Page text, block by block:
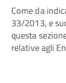
Come da
33/2013, e
questa
relative agli